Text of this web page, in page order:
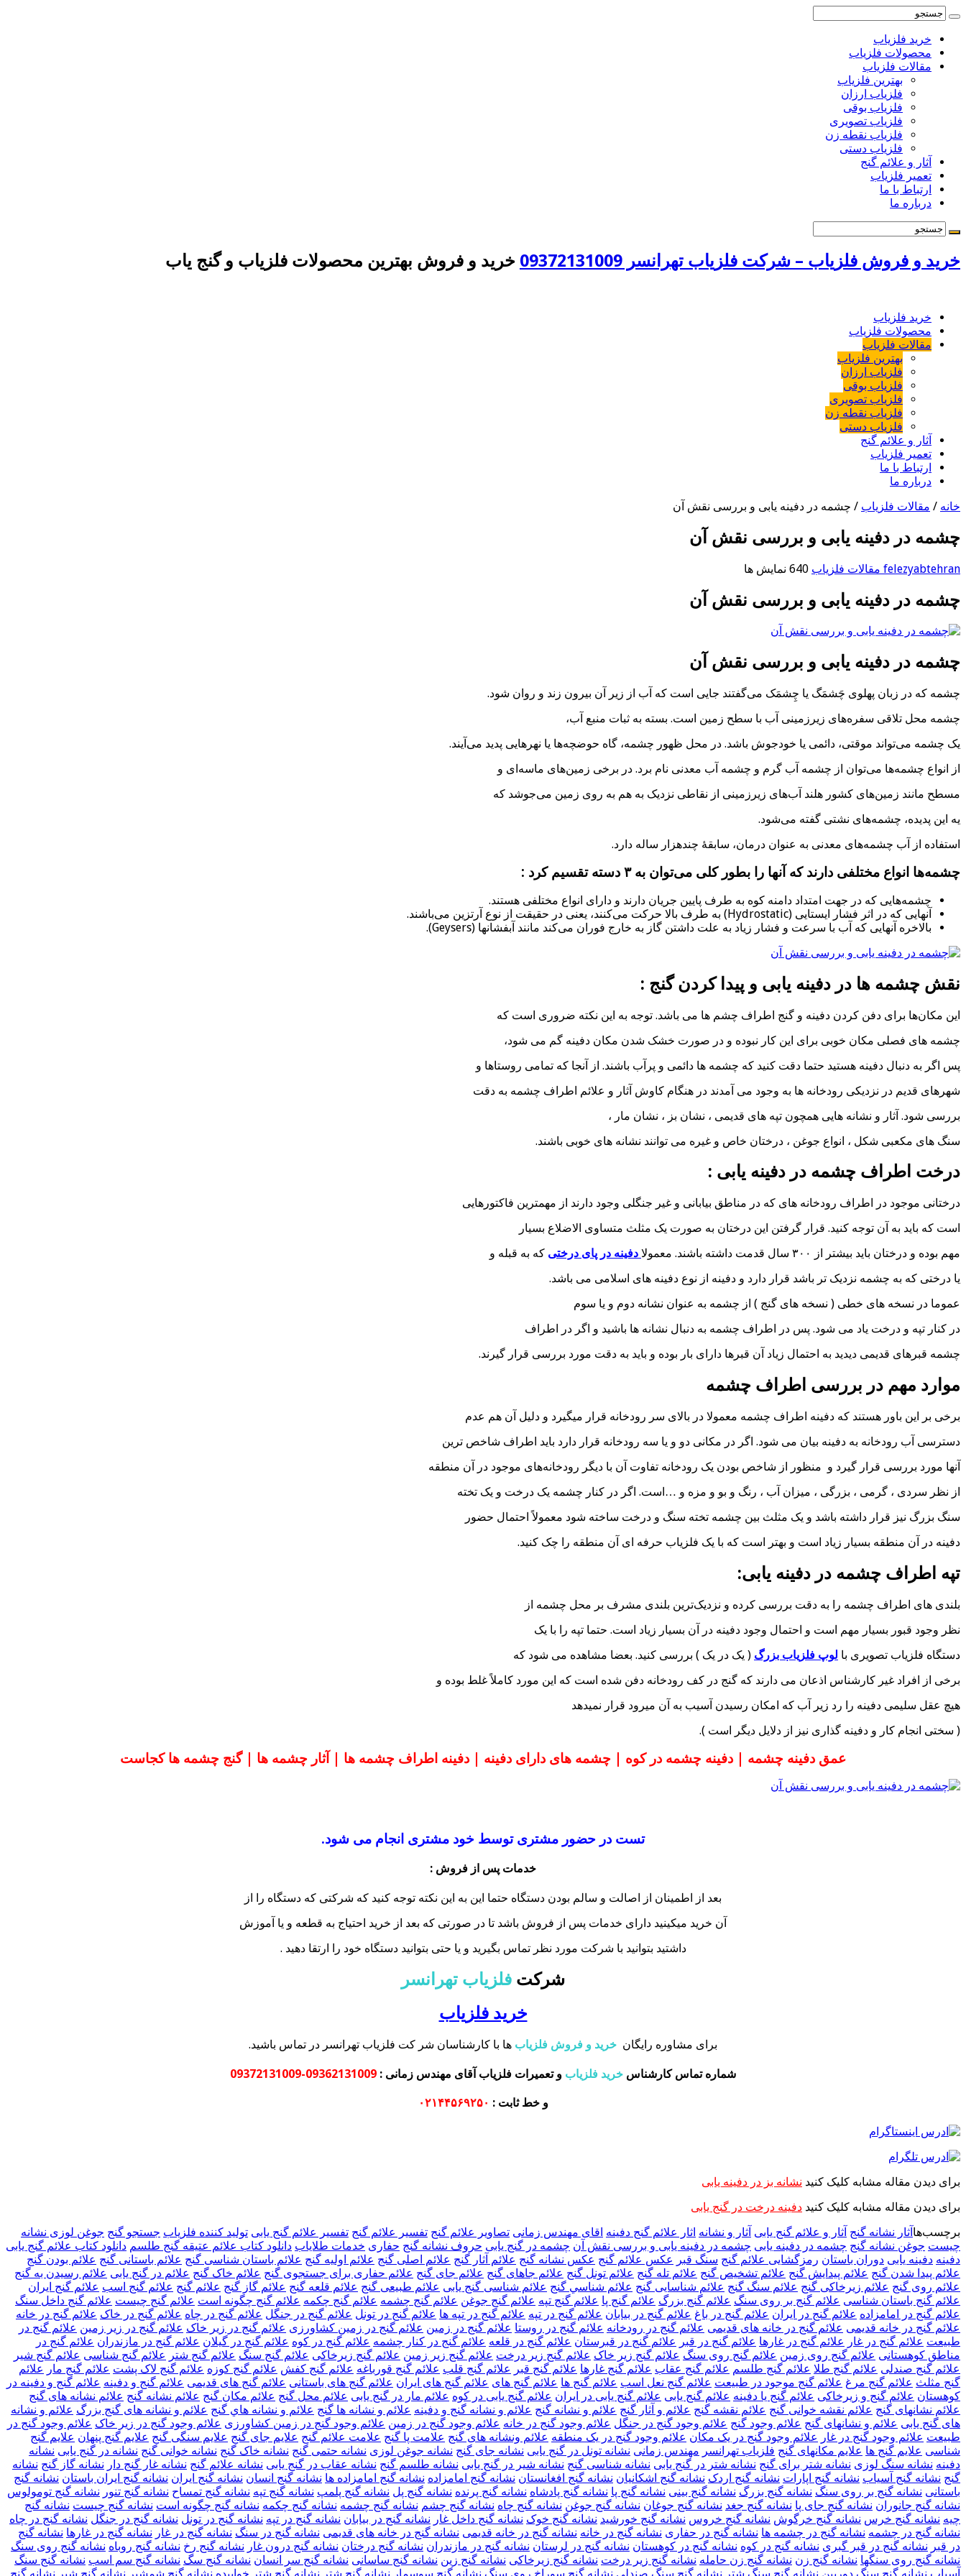
خرید فلزیاب
محصولات فلزیاب
مقالات فلزیاب
بهترین فلزیاب
فلزیاب ارزان
فلزیاب بوقی
فلزیاب تصویری
فلزیاب نقطه زن
فلزیاب دستی
آثار و علائم گنج
تعمیر فلزیاب
ارتباط با ما
درباره ما
خرید و فروش فلزیاب – شرکت فلزیاب تهرانسر 09372131009 خرید و فروش بهترین محصولات فلزیاب و گنج یاب
خرید فلزیاب
محصولات فلزیاب
مقالات فلزیاب
بهترین فلزیاب
فلزیاب ارزان
فلزیاب بوقی
فلزیاب تصویری
فلزیاب نقطه زن
فلزیاب دستی
آثار و علائم گنج
تعمیر فلزیاب
ارتباط با ما
درباره ما
خانه / مقالات فلزیاب / چشمه در دفینه یابی و بررسی نقش آن
چشمه در دفینه یابی و بررسی نقش آن
felezyabtehran مقالات فلزیاب 640 نمایش ها
چشمه در دفینه یابی و بررسی نقش آن
چشمه در دفینه یابی و بررسی نقش آن
چشمه که در زبان پهلوی چَشمَگ یا چِشمَک می‌گفتند جایی است که آب از زیر آن بیرون زند و روان شود.
چشمه محل تلاقی سفره‌های زیرزمینی آب با سطح زمین است. بسته به ثبات منبع آب،
یک چشمه می‌تواند موقتی، دائمی یا خودجوش باشد. در محل ظهور چشمه، گاه حوضچه‌ها یا نهرهایی پدید می‌آیند.
از انواع چشمه‌ها می‌توان از چشمه آب گرم و چشمه آب معدنی نام برد. در برخی زمین‌های ماسه‌ای و
مسطح مانند زمین‌های کشور هلند آب‌های زیرزمینی از نقاطی نزدیک به هم به روی زمین می‌جوشد که
یه این پدیده، چشمه‌های نشتی گفته می‌شود.
استفاده از آب چشمه‌های معدنی به عنوان درمان، سابقهٔ چندهزار ساله دارد.
چشمه‌ها انواع مختلفی دارند که آنها را بطور کلی می‌توان به ۳ دسته تقسیم کرد :
چشمه‌هایی که در جهت امتداد دامنه کوه به طرف پایین جریان دارند و دارای انواع مختلفی هستند.
آنهایی که در اثر فشار ایستایی (Hydrostatic) به طرف بالا حرکت می‌کنند، یعنی در حقیقت از نوع آرتزین می‌باشند.
بالاخره آنهایی که آب با سرعت و فشار زیاد به علت داشتن گاز به خارج فوران می‌کند مانند آبفشانها (Geysers).
نقش چشمه ها در دفینه یابی و پیدا کردن گنج :
این مکان‌ها برای دفن کردن دفینه و گنج اطراف چشم ها می باشد. توجه به این نکته ضروری است که
چشمه های فصلی مکان خوبی برای این کار نبوده و در صورت خشک شدن مکان دفینه گم می شود،
پس اگر به دنبال دفینه هستید حتما دقت کنید که چشمه ها دائمی و پرآب باشند. از آنجا که تمامی روستاها و
شهرهای قدیم در نزدیکی رودخانه ها به وجود می آمدند در هنگام کاوش آثار و علائم اطراف چشمه به دقت
بررسی شود. آثار و نشانه هایی همچون تپه های قدیمی ، نشان بز ، نشان مار ،
سنگ های مکعبی شکل ، انواع جوغن ، درختان خاص و غیره می توانند نشانه های خوبی باشند.
درخت اطراف چشمه در دفینه یابی :
درختانی موجود در اطراف رودخانه های که در مناطق بیابانی و غیر جنگلی وجود دارند از مهمترین فاکتورهایی
است که باید به آن توجه کنید. قرار گرفتن این درختان به صورت یک مثلث متساوی الاضلاع بسیار
مهم بوده و درختان باید بیشتر از ۳۰۰ سال قدمت داشته باشند. معمولا
دفینه در پای درختی که به قبله و
یا درختی که به چشمه نزدیک تر باشد قرار دارد و دفینه از نوع دفینه های اسلامی می باشد.
عموما در نسخه های خطی ( نسخه های گنج ) از چشمه به عنوان نشانه دوم و یا سوم
در کنار تپه و درخت یاد می شود. پس در اطراف چشمه به دنبال نشانه ها باشید و اگر در اطراف
چشمه قبرهای قدیمی دیدید به احتمال زیاد آن قبرها دارای بار بوده و باید به دقت مورد بررسی قرار گیرند.
موارد مهم در بررسی اطراف چشمه
برخی بر این باور هستند که دفینه اطراف چشمه معمولا در بالای سر رودخانه قرار میگیرد و دلیل آن هم عدم
دسترسی آب رودخانه به دفینه بیان می شود. اگر در مکانی دو و یا سه رودخانه قرار دارد باید اطراف شاخص ترین
آنها مورد بررسی قرار گیرد و منظور از شاخص بودن یک رودخانه تفاوت آن با دیگر رودخانه‌های موجود در آن منطقه
از نظر سردی ، گرمی ، بزرگی ، میزان آب ، رنگ و بو و مزه و …است. اگر در کنار چشمه یک درخت و یک تخته
سنگ بزرگ نیز قرار داشته باشد و یک مثلث بین چشمه تخته سنگ و درخت ساخته شود معمولاً احتمال حضور
دفینه در آن منطقه بسیار زیاد است و بهتر است که با یک فلزیاب حرفه ای آن منطقه را چک کنید.
تپه اطراف چشمه در دفینه یابی:
بلندی های اطراف چشمه را به دقت بررسی کرده و نزدیک‌ترین بلندی مشرف بر محل چشمه از
نظر وجود قبور بسیار مهم است و احتمال وجود دفینه در آن بسیار زیاد است. حتما تپه را با یک
دستگاه فلزیاب تصویری با لوپ فلزیاب بزرگ ( یک در یک ) بررسی کنید. بعضا مشاهده می شود که
برخی از افراد غیر کارشناس اذعان می دارند که گنج در کف رودخانه دفن شده است که این مورد کاملاً غلط بوده و
هیچ عقل سلیمی دفینه را رد زیر آب که امکان رسیدن آسیب به آن میرود قرار نمیدهد
( سختی انجام کار و دفینه گذاری نیز از دلایل دیگر است ).
عمق دفینه چشمه | دفینه چشمه در کوه | چشمه های دارای دفینه | دفینه اطراف چشمه ها | آثار چشمه ها | گنج چشمه ها کجاست
تست در حضور مشتری توسط خود مشتری انجام می شود.
خدمات پس از فروش :
بعد از اطمینان از اصالت و سالم بودن دستگاه حتما این به این نکته توجه کنید که شرکتی که دستگاه را از
آن خرید میکینید دارای خدمات پس از فروش باشد تا در صورتی که بعد از خرید احتیاج به قطعه و یا آموزش
داشتید بتوانید با شرکت مورد نظر تماس بگیرید و یا حتی بتوانید دستگاه خود را ارتقا دهید .
شرکت فلزیاب تهرانسر
خرید فلزیاب
برای مشاوره رایگان خرید و فروش فلزیاب ها با کارشناسان شر کت فلزیاب تهرانسر در تماس باشید.
شماره تماس کارشناس خرید فلزیاب و تعمیرات فلزیاب آقای مهندس زمانی :
09362131009-09372131009
و خط ثابت : ۰۲۱۴۴۵۶۹۲۵۰
برای دیدن مقاله مشابه کلیک کنید نشانه بز در دفینه یابی
برای دیدن مقاله مشابه کلیک کنید دفینه درخت در گنج یابی
برچسب‌هاآثار نشانه گنج آثار و علائم گنج یابی آثار و نشانه اثار علائم گنج دفینه اقای مهندس زمانی تصاویر علائم گنج تفسیر علائم گنج تفسیر علائم گنج یابی تولید کننده فلزیاب جستجو گنج جوغن لوزی نشانه
چیست جوغن نشانه گنج چشمه در دفینه یابی چشمه در دفینه یابی و بررسی نقش آن چشمه در گنج یابی حروف نشانه گنج حفاری خدمات طلایاب دانلود کتاب علائم عتیقه گنج طلسم دانلود کتاب علائم گنج یابی
دفینه دفینه یابی دوران باستان رمزگشایی علائم گنج سنگ قبر عکس علائم گنج عکس نشانه گنج علائم آثار گنج علائم اصلی گنج علائم اولیه گنج علائم باستان شناسی گنج علائم باستانی گنج علائم بودن گنج
علائم پیدا شدن گنج علائم پیدایش گنج علائم تشخیص گنج علائم تله گنج علائم تونل گنج علائم جاهای گنج علائم جای گنج علائم حفاری برای جستجوی گنج علائم خاک گنج علائم در گنج یابی علائم رسیدن به گنج
علائم روی گنج علائم زیرخاکی گنج علائم سنگ گنج علائم شناسایی گنج علائم شناسي گنج علائم شناسی گنج یابی علائم طبیعی گنج علائم قلعه گنج علائم گاز گنج علائم گنج علائم گنج اسب علائم گنج ایران
علائم گنج باستان شناسی علائم گنج بر روی سنگ علائم گنج بزرگ علائم گنج پا علائم گنج تپه علائم گنج جوغن علائم گنج چشمه علائم گنج چکمه علائم گنج چگونه است علائم گنج چیست علائم گنج داخل سنگ
علائم گنج در امامزاده علائم گنج در ایران علائم گنج در باغ علائم گنج در بیابان علائم گنج در تپه علائم گنج در تپه ها علائم گنج در تونل علائم گنج در جنگل علائم گنج در چاه علائم گنج در خاک علائم گنج در خانه
علائم گنج در خانه قدیمی علائم گنج در خانه های قدیمی علائم گنج در رودخانه علائم گنج در روستا علائم گنج در زمین علائم گنج در زمین کشاورزی علائم گنج در زیر خاک علائم گنج در زیر زمین علائم گنج در
طبیعت علائم گنج در غار علائم گنج در غارها علائم گنج در قبر علائم گنج در قبرستان علائم گنج در قلعه علائم گنج در کنار چشمه علائم گنج در کوه علائم گنج در گیلان علائم گنج در مازندران علائم گنج در
مناطق کوهستانی علائم گنج روی زمین علائم گنج روی سنگ علائم گنج زیر خاک علائم گنج زیر درخت علائم گنج زیر زمین علائم گنج زیرخاکی علائم گنج سنگ علائم گنج شتر علائم گنج شناسی علائم گنج شیر
علائم گنج صندلی علائم گنج طلا علائم گنج طلسم علائم گنج عقاب علائم گنج غارها علائم گنج قبر علائم گنج قلب علائم گنج قورباغه علائم گنج کفش علائم گنج کوزه علائم گنج لاک پشت علائم گنج مار علائم
گنج مثلث علائم گنج مرغ علائم گنج موجود در طبیعت علائم گنج نعل اسب علائم گنج ها علائم گنج های علائم گنج های ایران علائم گنج های باستانی علائم گنج های قدیمی علائم گنج و دفینه علائم گنج و دفینه در
کوهستان علائم گنج و زیرخاکی علائم گنج یا دفینه علائم گنج یابی علائم گنج یابی در ایران علائم گنج یابی در کوه علائم مار در گنج یابی علائم محل گنج علائم مکان گنج علائم نشانه گنج علائم نشانه های گنج
علائم نشانهای گنج علائم نقشه خوانی گنج علائم نقشه گنج علائم و آثار گنج علائم و نشانه گنج علائم و نشانه گنج و دفینه علائم و نشانه ها گنج علائم و نشانه هاي گنج علائم و نشانه های گنج بزرگ علائم و نشانه
های گنج یابی علائم و نشانهای گنج علائم وجود گنج علائم وجود گنج در جنگل علائم وجود گنج در خانه علائم وجود گنج در زمین علائم وجود گنج در زمین کشاورزی علائم وجود گنج در زیر خاک علائم وجود گنج در
طبیعت علائم وجود گنج در غار علائم وجود گنج در یک مکان علائم وجود گنج در یک منطقه علائم ونشانه های گنج علامت پا گنج علامت علائم گنج علایم جای گنج علایم سنگی گنج علایم گنج پنهان علایم گنج
شناسی علایم گنج ها علایم مکانهای گنج فلزیاب تهرانسر مهندس زمانی نشانه تونل در گنج یابی نشانه جای گنج نشانه جوغن لوزی نشانه حتمی گنج نشانه خاک گنج نشانه خوانی گنج نشانه در گنج یابی نشانه
دفینه نشانه سنگ لوزی نشانه شتر برای گنج نشانه شتر در گنج یابی نشانه شناسی گنج نشانه شیر در گنج یابی نشانه طلسم گنج نشانه عقاب در گنج یابی نشانه علائم گنج نشانه غار گنج دار نشانه گاز گنج نشانه
گنج نشانه گنج آسیاب نشانه گنج اپارات نشانه گنج اردک نشانه گنج اشکانیان نشانه گنج افغانستان نشانه گنج امامزاده نشانه گنج امامزاده ها نشانه گنج انسان نشانه گنج ایران نشانه گنج ایران باستان نشانه گنج
باستانی نشانه گنج بر روی سنگ نشانه گنج بزرگ نشانه گنج بینی نشانه گنج پا نشانه گنج پادشاه نشانه گنج پرنده نشانه گنج پل نشانه گنج پلمپ نشانه گنج تپه نشانه گنج تمساح نشانه گنج تنور نشانه گنج تومولوس
نشانه گنج جانوران نشانه گنج جای پا نشانه گنج جغد نشانه گنج جوغان نشانه گنج جوغن نشانه گنج چاه نشانه گنج چشم نشانه گنج چشمه نشانه گنج چکمه نشانه گنج چگونه است نشانه گنج چیست نشانه گنج
چیه نشانه گنج خرس نشانه گنج خرگوش نشانه گنج خروس نشانه گنج خورشید نشانه گنج خوک نشانه گنج داخل غار نشانه گنج در بیابان نشانه گنج در تپه نشانه گنج در تونل نشانه گنج در جنگل نشانه گنج در چاه
نشانه گنج در چشمه نشانه گنج در چشمه ها نشانه گنج در حفاری نشانه گنج در خانه نشانه گنج در خانه قدیمی نشانه گنج در خانه های قدیمی نشانه گنج در سنگ نشانه گنج در غار نشانه گنج در غارها نشانه گنج
در قبر نشانه گنج در قبر گبری نشانه گنج در کوه نشانه گنج در کوهستان نشانه گنج در لرستان نشانه گنج در مازندران نشانه گنج درختان نشانه گنج درون غار نشانه گنج رخ نشانه گنج روباه نشانه گنج روی سنگ
نشانه گنج روی سنگها نشانه گنج زن نشانه گنج زن حامله نشانه گنج زیر درخت نشانه گنج زیرخاکی نشانه گنج زین نشانه گنج ساسانی نشانه گنج سر انسان نشانه گنج سگ نشانه گنج سم اسب نشانه گنج سنگ